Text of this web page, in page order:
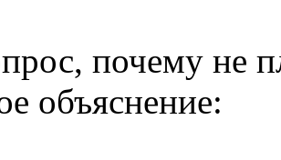
почему не
объяснение: